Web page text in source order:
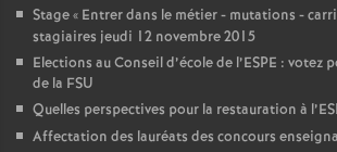
Stage « Entrer dans le métier - mutations -
stagiaires jeudi 12 novembre 2015
Elections au Conseil d’école de l’ESPE : votez
de la FSU
Quelles perspectives pour la restauration à
Affectation des lauréats des concours